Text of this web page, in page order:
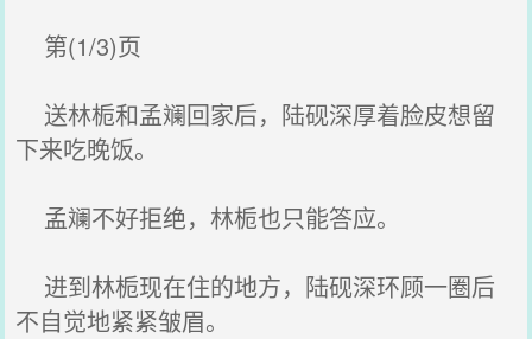
第(1/3)页
送林栀和孟斓回家后，陆砚深厚着脸皮想留
下来吃晚饭。
孟斓不好拒绝，林栀也只能答应。
进到林栀现在住的地方，陆砚深环顾一圈后
不自觉地紧紧皱眉。